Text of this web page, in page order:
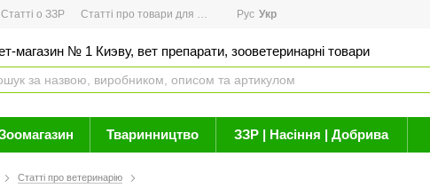
Статті о ЗЗР Статті про товари для здоров'я Новини
Рус Укр
магазин № 1 Киэву, вет препарати, зооветеринарні товари
Тваринництво ЗЗР | Насіння | Добрива
Статті про ветеринарію